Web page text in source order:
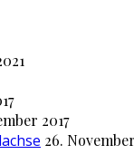
2017
26.